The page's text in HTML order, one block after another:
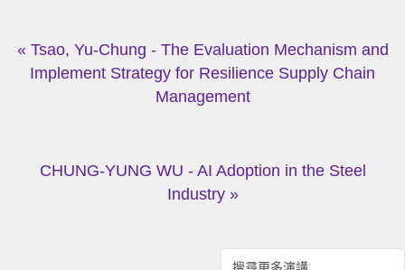
« Tsao, Yu-Chung - The Evaluation Mechanism and
Implement Strategy for Resilience Supply Chain
Management
CHUNG-YUNG WU - AI Adoption in the Steel
Industry »